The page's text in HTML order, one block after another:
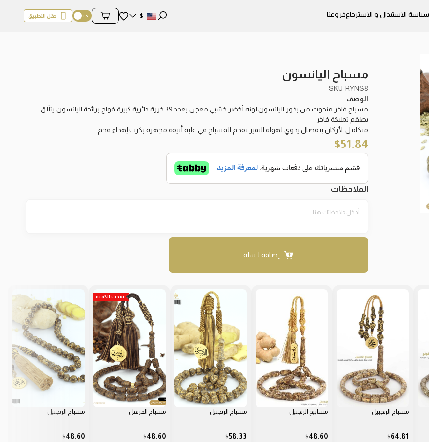
سياسة الاستبدال و الاسترجاعفروعنا $ المفضلة
محتويات السلة
حمّل التطبيق
مسباح اليانسون
SKU: RYNS8
الوصف
مسباح فاخر منحوت من بذور اليانسون لونه أخضر خشبي معجن بعدد 39 خرزة دائرية كبيرة فواح برائحة اليانسون يتألق
بطقم تمليكة فاخر
متكامل الأركان بتفصال يدوي لهواة التميز نقدم المسباح في علبة أنيقة مجهزة بكرت إهداء فخم
51.84
$
الملاحظات
إضافة للسلة
مسباح الزنجبيل
64.81
$
مسابيح الزنجبيل
48.60
$
مسباح الزنجبيل
58.33
$
نفدت الكمية
مسباح القرنفل
48.60
$
مسباح الزنجبيل
48.60
$